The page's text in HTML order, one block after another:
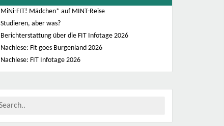
MiNi-FIT! Mädchen* auf MINT-Reise
Studieren, aber was?
Berichterstattung über die FIT Infotage 2026
Nachlese: Fit goes Burgenland 2026
Nachlese: FIT Infotage 2026